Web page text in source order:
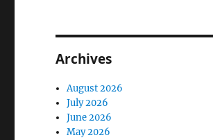
Archives
August 2026
July 2026
June 2026
May 2026